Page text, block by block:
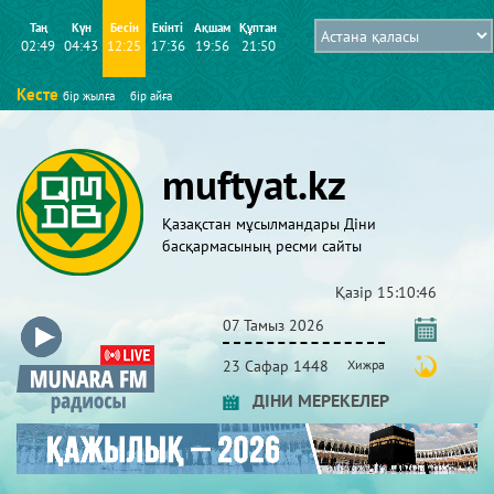
Таң
02:49
Күн
04:43
Бесін
12:25
Екінті
17:36
Ақшам
19:56
Құптан
21:50
Кесте бір жылға бір айға
muftyat.kz
Қазақстан мұсылмандары Діни
басқармасының ресми сайты
Қазір 15:10:46
07 Тамыз 2026
23 Сафар 1448 Хижра
ДІНИ МЕРЕКЕЛЕР